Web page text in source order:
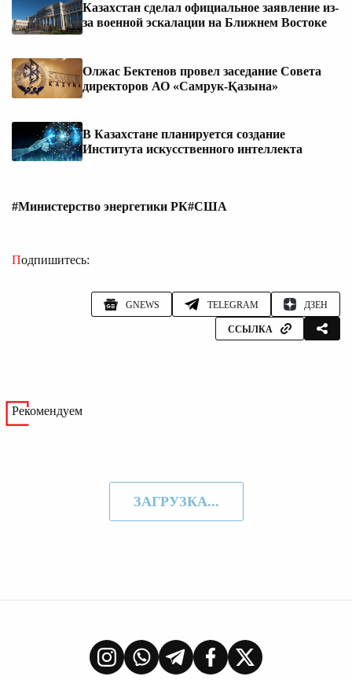
Казахстан сделал официальное заявление из-
за военной эскалации на Ближнем Востоке
Олжас Бектенов провел заседание Совета
директоров АО «Самрук-Қазына»
В Казахстане планируется создание
Института искусственного интеллекта
#Министерство энергетики РК#США
Подпишитесь:
GNEWS TELEGRAM ДЗЕН
ССЫЛКА
Рекомендуем
ЗАГРУЗКА...